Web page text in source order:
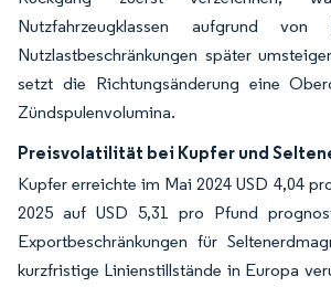
Nutzfahrzeugklassen aufgrund von
Nutzlastbeschränkungen später
setzt die Richtungsänderung eine
Zündspulenvolumina.
Preisvolatilität bei Kupfer und
Kupfer erreichte im Mai 2024 USD 4,04
2025 auf USD 5,31 pro Pfund
Exportbeschränkungen für
kurzfristige Linienstillstände in Europa